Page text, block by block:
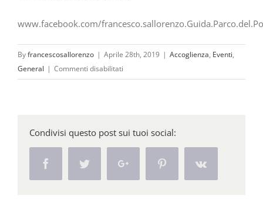
www.facebook.com/
Byfrancescosallorenzo | Aprile 28th, 2019 | Accoglienza, Eventi,
General | Commenti disabilitati
Serra
la
di
Italus,
Condivisi questo post sui tuoi social:
Facebook Twitter Google+ Pinterest Vk